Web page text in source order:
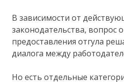
В зависимости от
законодательства, вопрос
предоставления отгула
диалога между
Но есть отдельные